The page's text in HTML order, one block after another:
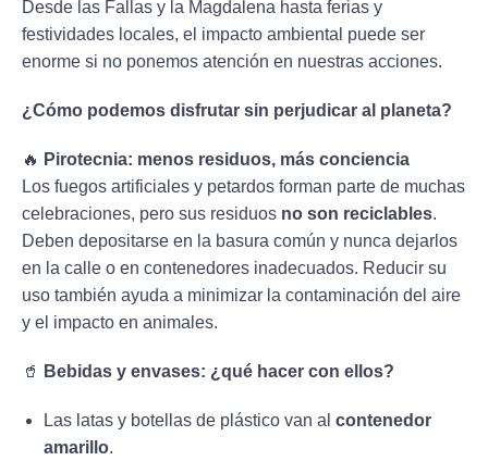
Desde las Fallas y la Magdalena hasta ferias y
festividades locales, el impacto ambiental puede ser
enorme si no ponemos atención en nuestras acciones.
¿Cómo podemos disfrutar sin perjudicar al planeta?
🔥 Pirotecnia: menos residuos, más conciencia
Los fuegos artificiales y petardos forman parte de muchas
celebraciones, pero sus residuos no son reciclables.
Deben depositarse en la basura común y nunca dejarlos
en la calle o en contenedores inadecuados. Reducir su
uso también ayuda a minimizar la contaminación del aire
y el impacto en animales.
🥤 Bebidas y envases: ¿qué hacer con ellos?
Las latas y botellas de plástico van al contenedor
amarillo.